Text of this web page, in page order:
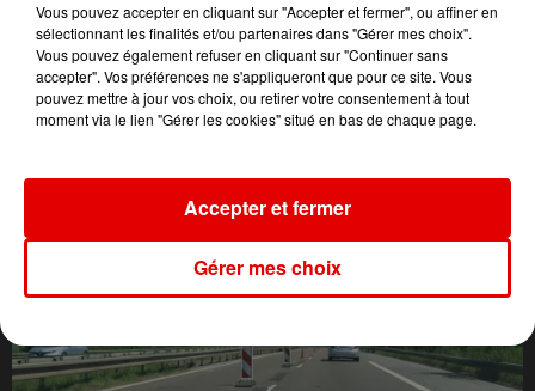
L'ACTU DES ARDENNES
Vous pouvez accepter en cliquant sur "Accepter et fermer", ou affiner en
sélectionnant les finalités et/ou partenaires dans "Gérer mes choix".
Vous pouvez également refuser en cliquant sur "Continuer sans
accepter". Vos préférences ne s'appliqueront que pour ce site. Vous
pouvez mettre à jour vos choix, ou retirer votre consentement à tout
moment via le lien "Gérer les cookies" situé en bas de chaque page.
Gérer mes choix
Accepter et fermer